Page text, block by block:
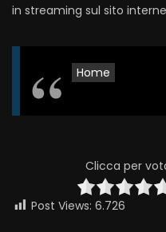
in streaming sul sito
Home
Clicca per
Post Views: 6.726